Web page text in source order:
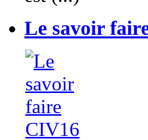
Le savoir